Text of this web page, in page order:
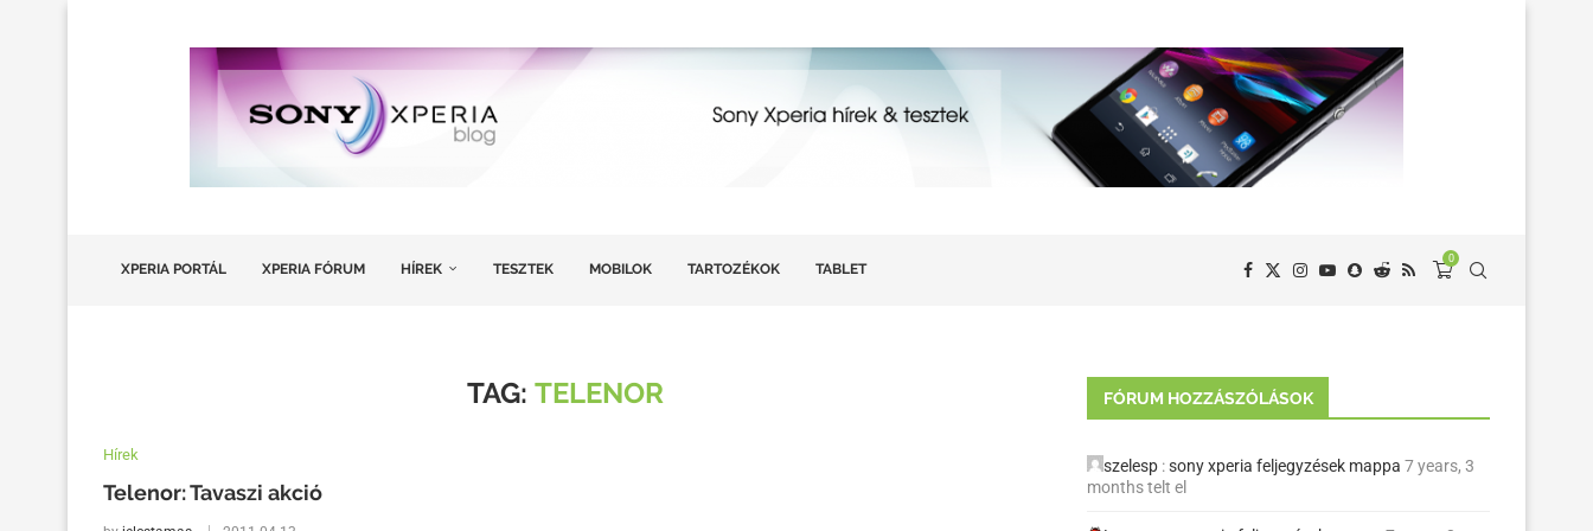
XPERIA PORTÁL XPERIA FÓRUM HÍREK TESZTEK MOBILOK TARTOZÉKOK TABLET
0
TAG: TELENOR
Hírek
Telenor: Tavaszi akció
FÓRUM HOZZÁSZÓLÁSOK
szelesp :sony xperia feljegyzések mappa 7 years, 3
months telt el